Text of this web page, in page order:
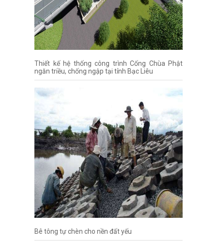
Thiết kế hệ thống công trình Cống Chùa Phật
ngăn triều, chống ngập tại tỉnh Bạc Liêu
Bê tông tự chèn cho nền đất yếu